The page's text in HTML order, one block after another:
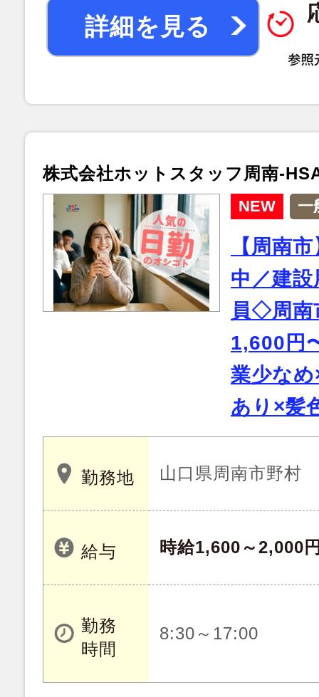
詳細を見る
株式会社ホットスタッフ周南-
NEW 一
【周南
中／建
員◇周南
1,600円
業少な
あり×髪
勤務地 山口県周南市野村
給与 時給1,600～2,000
勤務
時間
8:30～17:00